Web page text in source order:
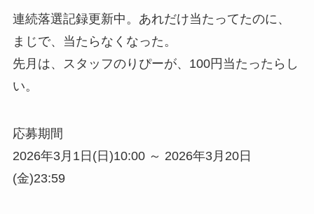
連続落選記録更新中。あれだけ当たってたのに、
まじで、当たらなくなった。
先月は、スタッフのりぴーが、100円当たったらし
い。
応募期間
2026年3月1日(日)10:00 ～ 2026年3月20日
(金)23:59